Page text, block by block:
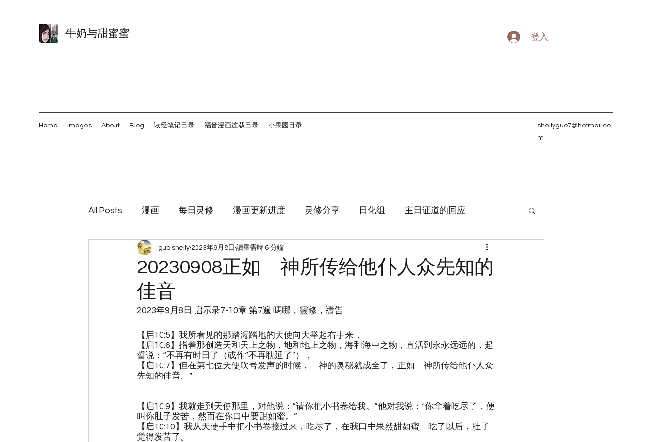
牛奶与甜蜜蜜 登入
Home Images About Blog 读经笔记目录 福音漫画连载目录 小果园目录
shellyguo7@hotmail.co
m
All Posts 漫画 每日灵修 漫画更新进度 灵修分享 日化组 主日证道的回应
周六查经小组笔记 带娃读经 宋典的日常
20230908正如 神所传给他仆人众先知的
佳音
guo shelly 2023年9月8日 讀畢需時 6 分鐘
2023年9月8日 启示录7-10章 第7遍 嗎哪，靈修，禱告
【启10:5】我所看见的那踏海踏地的天使向天举起右手来，
【启10:6】指着那创造天和天上之物，地和地上之物，海和海中之物，直活到永永远远的，起
誓说：“不再有时日了（或作“不再耽延了”），
【启10:7】但在第七位天使吹号发声的时候，　神的奥秘就成全了，正如　神所传给他仆人众
先知的佳音。”
【启10:9】我就走到天使那里，对他说：“请你把小书卷给我。”他对我说：“你拿着吃尽了，便
叫你肚子发苦，然而在你口中要甜如蜜。”
【启10:10】我从天使手中把小书卷接过来，吃尽了，在我口中果然甜如蜜，吃了以后，肚子
觉得发苦了。